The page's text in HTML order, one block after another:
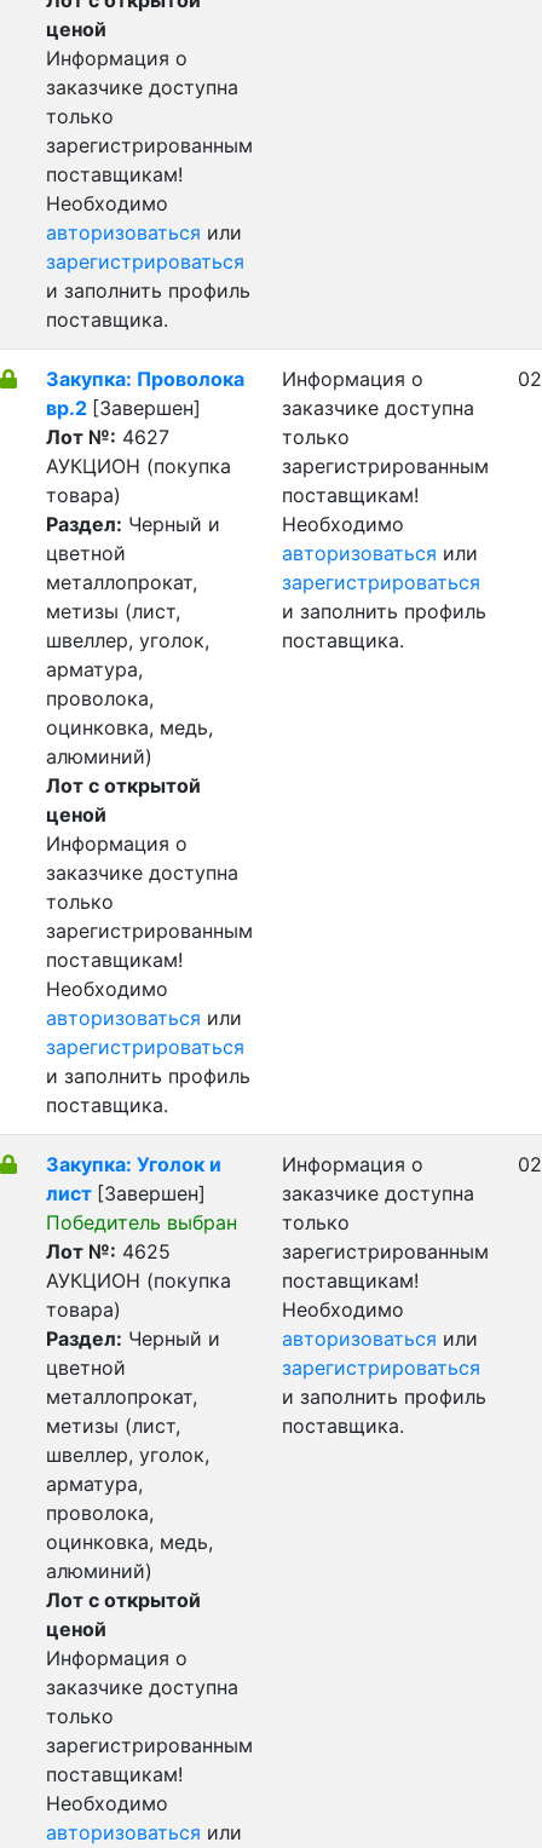
ценой
Информация о
заказчике доступна
только
зарегистрированным
поставщикам!
Необходимо
авторизоваться или
зарегистрироваться
и заполнить профиль
поставщика.
Закупка: Проволока
вр.2 [Завершен]
Лот №: 4627
АУКЦИОН (покупка
товара)
Раздел: Черный и
цветной
металлопрокат,
метизы (лист,
швеллер, уголок,
арматура,
проволока,
оцинковка, медь,
алюминий)
Лот с открытой
ценой
Информация о
заказчике доступна
только
зарегистрированным
поставщикам!
Необходимо
авторизоваться или
зарегистрироваться
и заполнить профиль
поставщика.
Информация о
заказчике доступна
только
зарегистрированным
поставщикам!
Необходимо
авторизоваться или
зарегистрироваться
и заполнить профиль
поставщика.
Закупка: Уголок и
лист [Завершен]
Победитель выбран
Лот №: 4625
АУКЦИОН (покупка
товара)
Раздел: Черный и
цветной
металлопрокат,
метизы (лист,
швеллер, уголок,
арматура,
проволока,
оцинковка, медь,
алюминий)
Лот с открытой
ценой
Информация о
заказчике доступна
только
зарегистрированным
поставщикам!
Необходимо
авторизоваться или
Информация о
заказчике доступна
только
зарегистрированным
поставщикам!
Необходимо
авторизоваться или
зарегистрироваться
и заполнить профиль
поставщика.